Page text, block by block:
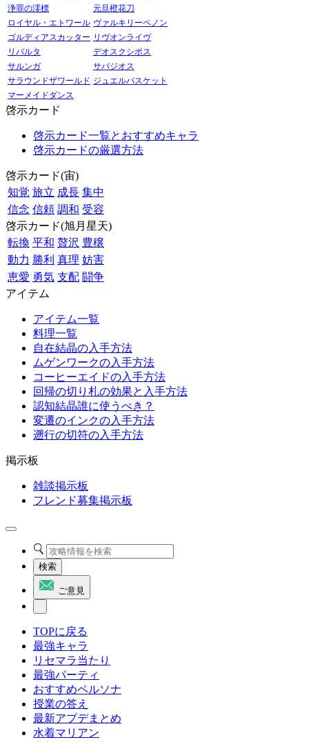
浄罪の澪標
元旦橙花刀
ロイヤル・エトワール ヴァルキリーペノン
ゴルディアスカッター リヴオンライヴ
リバルタ
デオスクシポス
サルンガ
サバジオス
サラウンドザワールド ジュエルバスケット
マーメイドダンス
啓示カード
啓示カード一覧とおすすめキャラ
啓示カードの厳選方法
啓示カード(宙)
知覚 旅立 成長 集中
信念 信頼 調和 受容
啓示カード(旭月星天)
転換 平和 贅沢 豊穣
動力 勝利 真理 妨害
恵愛 勇気 支配 闘争
アイテム
アイテム一覧
料理一覧
自在結晶の入手方法
ムゲンワークの入手方法
コーヒーエイドの入手方法
回帰の切り札の効果と入手方法
認知結晶誰に使うべき？
変遷のインクの入手方法
遡行の切符の入手方法
掲示板
雑談掲示板
フレンド募集掲示板
検索
ご意見
TOPに戻る
最強キャラ
リセマラ当たり
最強パーティ
おすすめペルソナ
授業の答え
最新アプデまとめ
水着マリアン